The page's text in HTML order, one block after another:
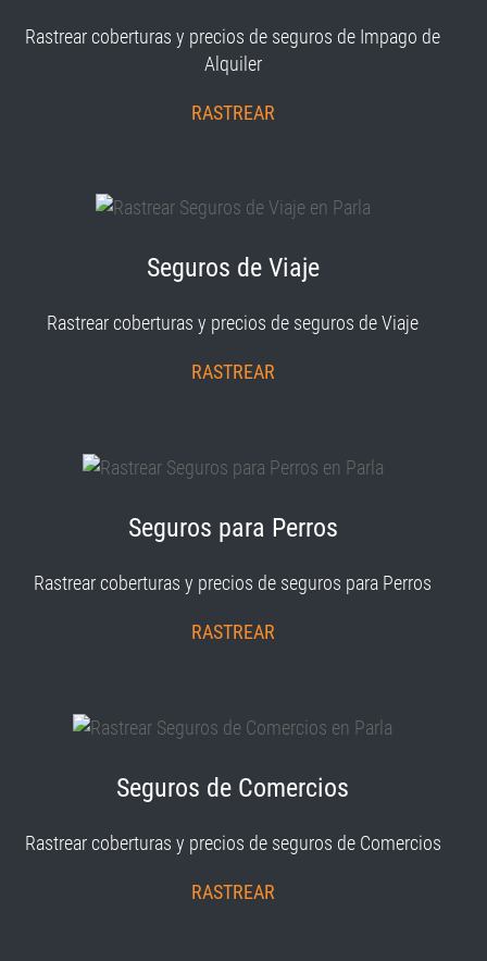
Rastrear coberturas y precios de seguros de Impago de
Alquiler
RASTREAR
Seguros de Viaje
Rastrear coberturas y precios de seguros de Viaje
RASTREAR
Seguros para Perros
Rastrear coberturas y precios de seguros para Perros
RASTREAR
Seguros de Comercios
Rastrear coberturas y precios de seguros de Comercios
RASTREAR